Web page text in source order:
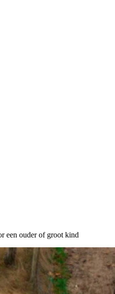
een ouder of groot kind